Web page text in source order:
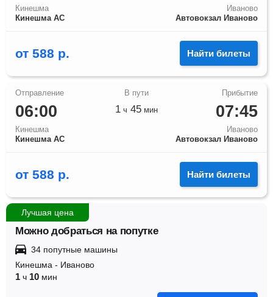
Кинешма
Кинешма АС
Иваново
Автовокзал Иваново
от 588 р. Найти билеты
06:00
Кинешма
Кинешма АС
07:45
Иваново
Автовокзал Иваново
1 ч 45 мин
от 588 р. Найти билеты
Лучшая цена
Можно добраться на попутке
34 попутные машины
Кинешма - Иваново
1 ч 10 мин